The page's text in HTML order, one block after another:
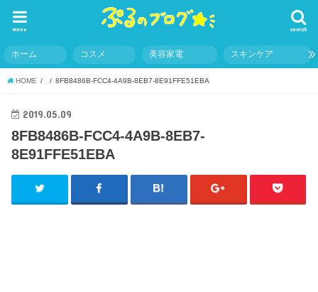
search
menu
ホーム コスメ 美容家電 スキンケア
HOME 8FB8486B-FCC4-4A9B-8EB7-8E91FFE51EBA
2019.05.09
8FB8486B-FCC4-4A9B-8EB7-
8E91FFE51EBA